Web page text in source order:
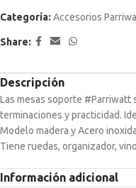
Categoría: Accesorios
Share:
Descripción
Las mesas soporte #Parriwatt
terminaciones y practicidad.
Modelo madera y Acero
Tiene ruedas, organizador,
Información adicional